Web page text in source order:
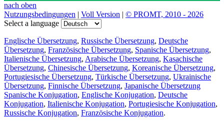
nach oben
Nutzungsbedingungen | Voll Version | © PROMT, 2010 - 2026
Select a language
Englische Übersetzung, Russische Übersetzung, Deutsche
Übersetzung, Französische Übersetzung, Spanische Übersetzung,
Italienische Übersetzung, Arabische Übersetzung, Kasachische
Übersetzung, Chinesische Übersetzung, Koreanische Übersetzung,
Portugiesische Übersetzung, Türkische Übersetzung, Ukrainische
Übersetzung, Finnische Übersetzung, Japanische Übersetzung
Spanische Konjugation, Englische Konjugation, Deutsche
Konjugation, Italienische Konjugation, Portugiesische Konjugation,
Russische Konjugation, Französische Konjugation.